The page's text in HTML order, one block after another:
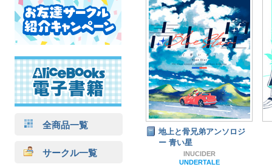
全商品一覧
サークル一覧
地上と骨兄弟アンソロジ
ー 青い星
INUCIDER
UNDERTALE